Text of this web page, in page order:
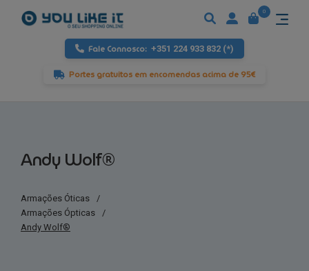
Fale Connosco: +351 224 933 832 (*)
Portes gratuitos em encomendas acima de 95€
0
Andy Wolf®
Armações Óticas
/
Armações Ópticas
/
Andy Wolf®